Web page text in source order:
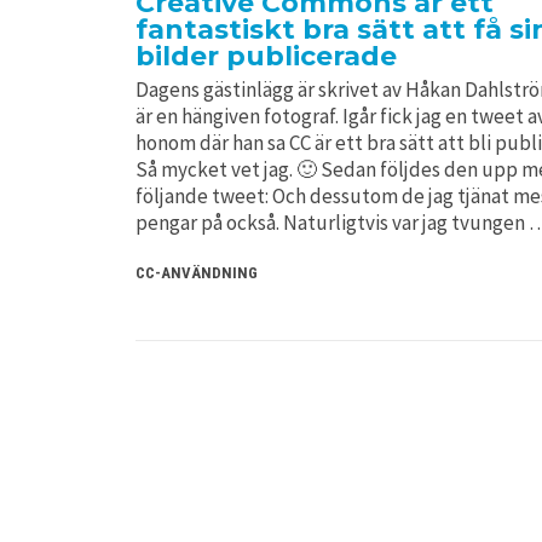
fantastiskt bra sätt att få
bilder publicerade
Dagens gästinlägg är skrivet av Håkan
är en hängiven fotograf. Igår fick jag en tweet
honom där han sa CC är ett bra sätt att bli
Så mycket vet jag. 🙂 Sedan följdes den upp
följande tweet: Och dessutom de jag tjänat
pengar på också. Naturligtvis var jag tvungen
CC-ANVÄNDNING